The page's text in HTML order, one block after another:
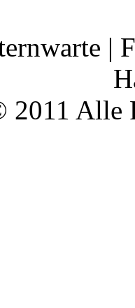
|
2011 Alle